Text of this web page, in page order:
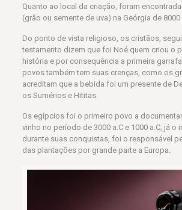
Quanto ao local da criação, foram
(grão ou semente de uva) na Geórgia de 8000
Do ponto de vista religioso, os cristãos,
testamento dizem que foi Noé quem criou o
história e por consequência a primeira
povos também tem suas crenças, como os
acreditam que a bebida foi um presente de
os Sumérios e Hititas.
Os egípcios foi o primeiro povo a
vinho no período de 3000 a.C e 1000 a.C, já o
durante suas conquistas, foi o responsável
das plantações por grande parte a Europa.